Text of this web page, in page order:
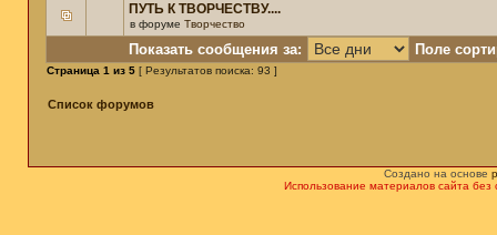
ПУТЬ К ТВОРЧЕСТВУ....
в форуме Творчество
Показать сообщения за: Поле
Страница 1 из 5 [ Результатов поиска: 93 ]
Список форумов
Создано на основе
Использование материалов сайта